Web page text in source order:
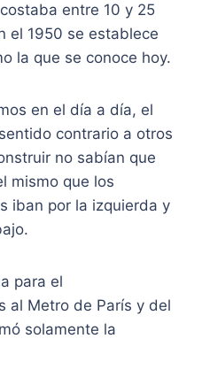
entre 10 y 25
el 1950 se establece
la que se conoce hoy.
en el día a día, el
contrario a otros
no sabían que
mismo que los
iban por la izquierda y
para el
al Metro de París y del
solamente la